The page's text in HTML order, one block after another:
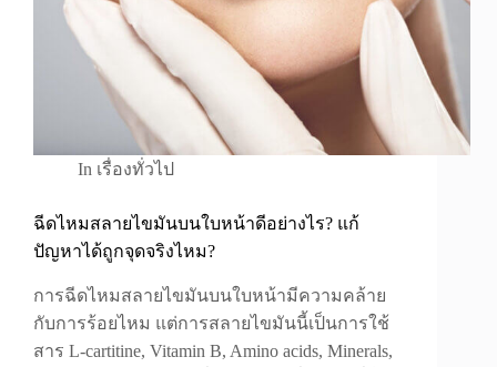
In เรื่องทั่วไป
ฉีดไหมสลายไขมันบนใบหน้าดีอย่างไร? แก้
ปัญหาได้ถูกจุดจริงไหม?
การฉีดไหมสลายไขมันบนใบหน้ามีความคล้าย
กับการร้อยไหม แต่การสลายไขมันนี้เป็นการใช้
สาร L-cartitine, Vitamin B, Amino acids, Minerals,